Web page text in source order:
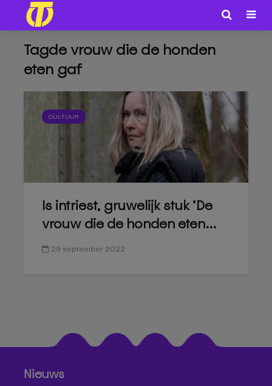
Tagde vrouw die de honden
eten gaf
CULTUUR
Is intriest, gruwelijk stuk ‘De
vrouw die de honden eten...
29 september 2022
Nieuws